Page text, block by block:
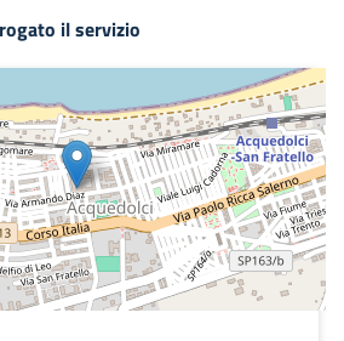
il servizio